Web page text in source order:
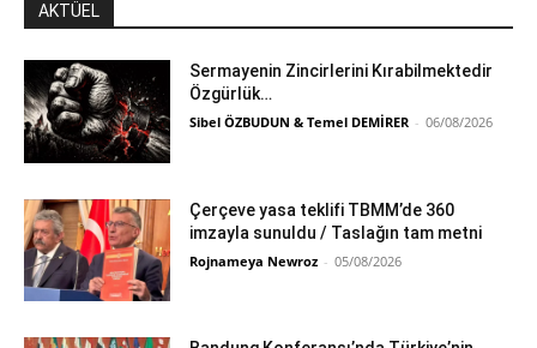
AKTÜEL
Sermayenin Zincirlerini Kırabilmektedir
Özgürlük…
Sibel ÖZBUDUN & Temel DEMİRER - 06/08/2026
Çerçeve yasa teklifi TBMM’de 360
imzayla sunuldu / Taslağın tam metni
Rojnameya Newroz - 05/08/2026